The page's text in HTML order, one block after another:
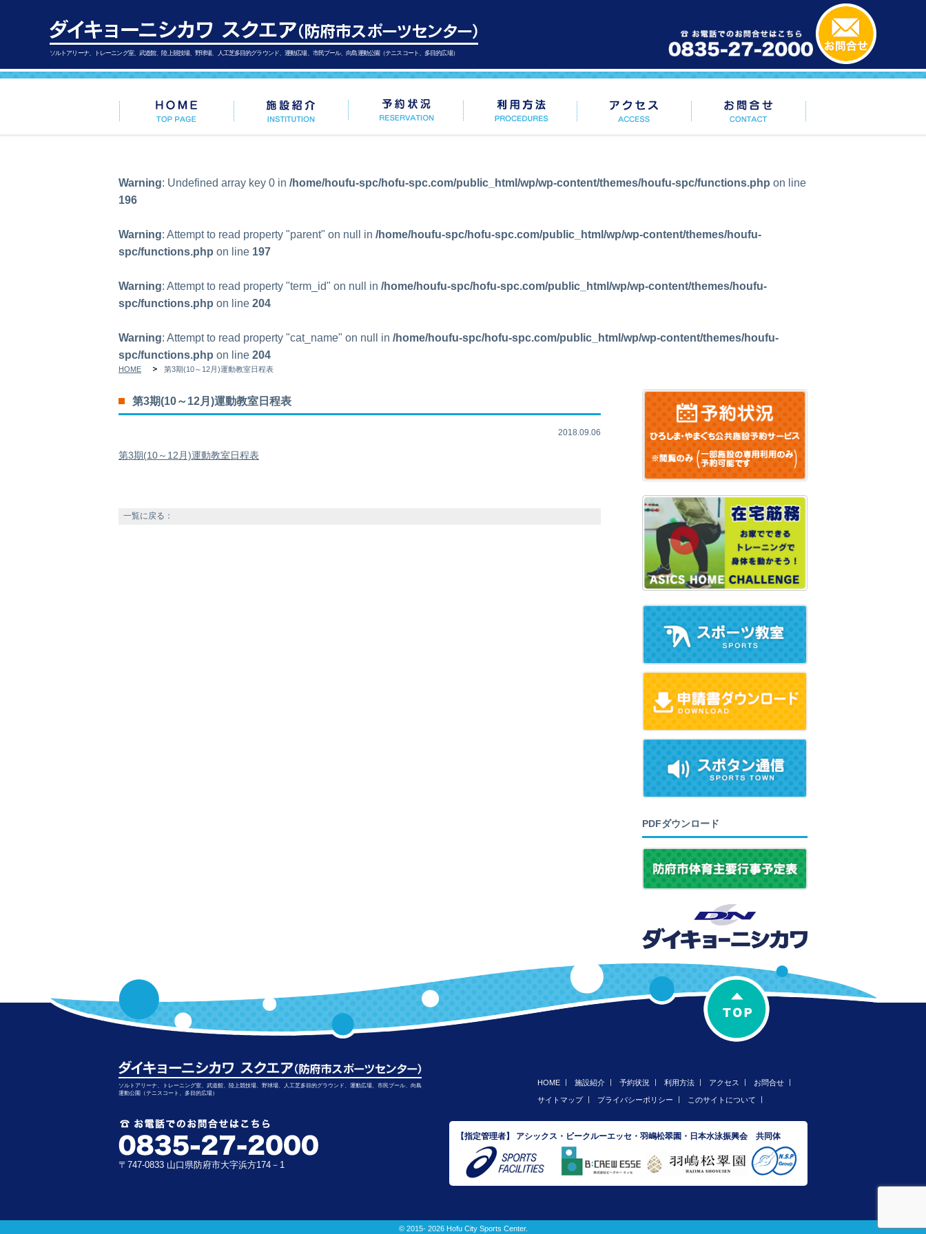
ソルトアリーナ、トレーニング室、武道館、陸上競技場、野球場、人工芝多目的グラウンド、運動広場、市民プール、向島運動公園（テニスコート、多目的広場）
Warning: Undefined array key 0 in /home/houfu-spc/hofu-spc.com/public_html/wp/wp-content/themes/houfu-spc/functions.php on line
196
Warning: Attempt to read property "parent" on null in /home/houfu-spc/hofu-spc.com/public_html/wp/wp-content/themes/houfu-
spc/functions.php on line 197
Warning: Attempt to read property "term_id" on null in /home/houfu-spc/hofu-spc.com/public_html/wp/wp-content/themes/houfu-
spc/functions.php on line 204
Warning: Attempt to read property "cat_name" on null in /home/houfu-spc/hofu-spc.com/public_html/wp/wp-content/themes/houfu-
spc/functions.php on line 204
HOME 第3期(10～12月)運動教室日程表
第3期(10～12月)運動教室日程表
2018.09.06
第3期(10～12月)運動教室日程表
一覧に戻る：
PDFダウンロード
ソルトアリーナ、トレーニング室、武道館、陸上競技場、野球場、人工芝多目的グラウンド、運動広場、市民プール、向島
運動公園（テニスコート、多目的広場）
〒747-0833 山口県防府市大字浜方174－1
HOME 施設紹介 予約状況 利用方法 アクセス お問合せ
サイトマップ プライバシーポリシー このサイトについて
【指定管理者】 アシックス・ビークルーエッセ・羽嶋松翠園・日本水泳振興会 共同体
© 2015- 2026 Hofu City Sports Center.